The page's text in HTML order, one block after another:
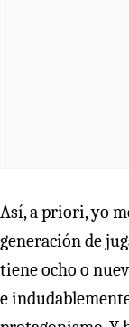
Así, a priori, yo
generación de
tiene ocho o
e